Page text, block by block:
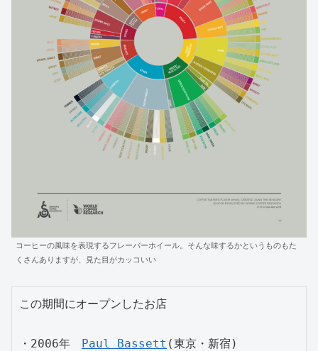
コーヒーの風味を表現するフレーバーホイール。そんな味するかというものもた
くさんありますが、見た目がカッコいい
この期間にオープンしたお店
・2006年 Paul Bassett (東京・新宿)